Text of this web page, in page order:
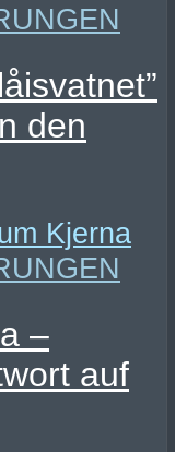
den
–
auf